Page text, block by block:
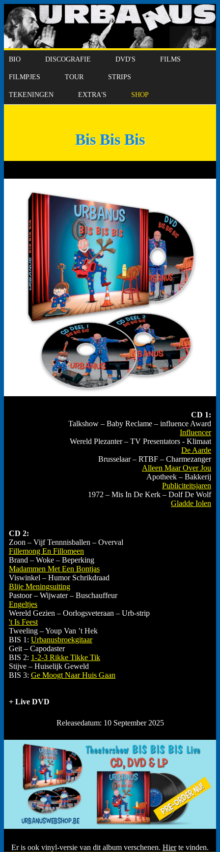
BIO DISCOGRAFIE DVD'S FILMS
FILMPJES TOUR STRIPS
TEKENINGEN EXTRA'S SHOP
Bis Bis Bis
CD 1:
Talkshow – Baby Reclame – influence Award
Influencer
Wereld Plezanter – TV Presentators - Klimaat
De Aarde
Brusselaar – RTBF – Charmezanger
Alleen Maar Over Jou
Apotheek – Bakkerij
Publiciteitsjaren
1972 – Mis In De Kerk – Dolf De Wolf
Gladde Iolen
CD 2:
Zoon – Vijf Tennnisballen – Overval
Fillemong En Fillomeen
Brand – Woke – Beperking
Madammen Met Een Bontjas
Viswinkel – Humor Schrikdraad
Blije Meningsuiting
Pastoor – Wijwater – Buschauffeur
Engeltjes
Wereld Gezien – Oorlogsveteraan – Urb-strip
't Is Feest
Tweeling – Youp Van ’t Hek
BIS 1: Urbanusbroekgitaar
Geit – Capodaster
BIS 2: 1-2-3 Rikke Tikke Tik
Stijve – Huiselijk Geweld
BIS 3: Ge Moogt Naar Huis Gaan
+ Live DVD
Releasedatum: 10 September 2025
Er is ook vinyl-versie van dit album verschenen. Hierte vinden.